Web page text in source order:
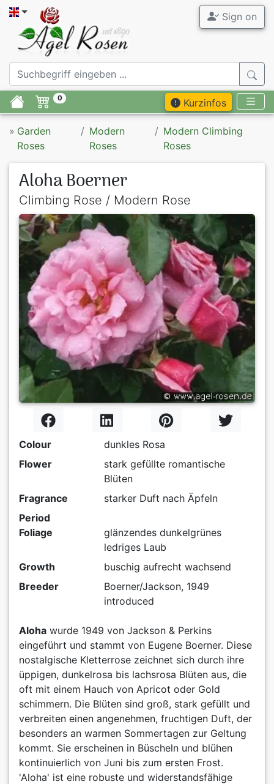
Sign on
0 Kurzinfos
» Garden
Roses
Modern
Roses
Modern Climbing
Roses
Aloha Boerner
Climbing Rose / Modern Rose
Colour
dunkles Rosa
Flower
stark gefüllte romantische
Blüten
Fragrance
starker Duft nach Äpfeln
Period
Foliage
glänzendes dunkelgrünes
ledriges Laub
Growth
buschig aufrecht wachsend
Breeder
Boerner/Jackson, 1949
introduced
Aloha wurde 1949 von Jackson & Perkins
eingeführt und stammt von Eugene Boerner. Diese
nostalgische Kletterrose zeichnet sich durch ihre
üppigen, dunkelrosa bis lachsrosa Blüten aus, die
oft mit einem Hauch von Apricot oder Gold
schimmern. Die Blüten sind groß, stark gefüllt und
verbreiten einen angenehmen, fruchtigen Duft, der
besonders an warmen Sommertagen zur Geltung
kommt. Sie erscheinen in Büscheln und blühen
kontinuierlich von Juni bis zum ersten Frost.
'Aloha' ist eine robuste und widerstandsfähige